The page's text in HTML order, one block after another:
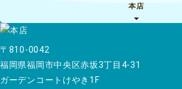
本店
〒810-0042
福岡県福岡市中央区赤坂3丁目4-31
ガーデンコートけやき1F